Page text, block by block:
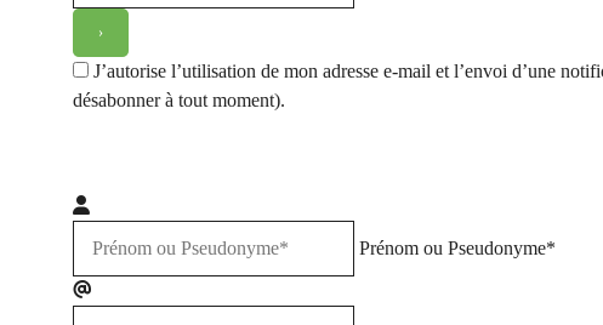
J’autorise l’utilisation de mon adresse e-mail et l’envoi d’une
désabonner à tout moment).
Prénom ou Pseudonyme*